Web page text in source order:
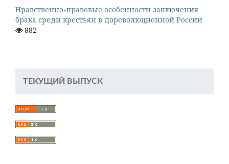
Нравственно-правовые особенности заключения
брака среди крестьян в дореволюционной России
882
ТЕКУЩИЙ ВЫПУСК